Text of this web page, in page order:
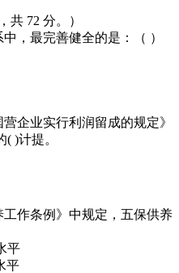
共 72 分。）
，最完善健全的是：（ ）
企业实行利润留成的规定》
)计提。
工作条例》中规定，五保供养
平
平